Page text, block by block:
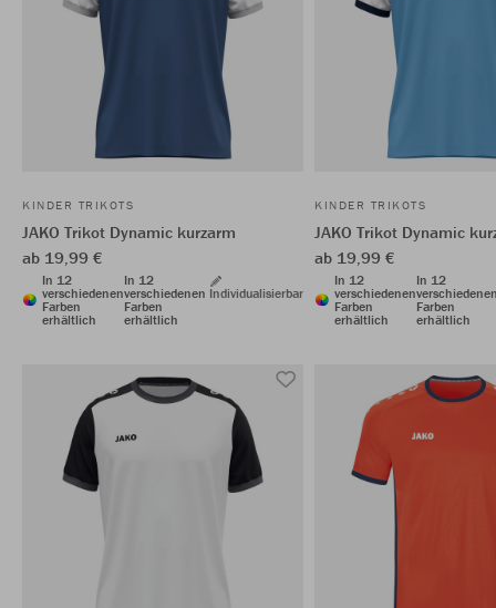
KINDER TRIKOTS
JAKO Trikot Dynamic kurzarm
ab 19,99 €
In 12
verschiedenen
Farben
erhältlich
In 12
verschiedenen
Farben
erhältlich
Individualisierbar
KINDER TRIKOTS
JAKO Trikot Dynamic
ab 19,99 €
In 12
verschiedenen
Farben
erhältlich
In 12
Farben
erhältlich